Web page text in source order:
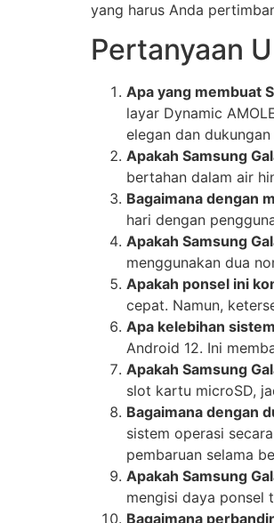
yang harus Anda
Pertanyaan
Apa yang membuat
layar Dynamic
elegan dan dukungan
Apakah Samsung
bertahan dalam air
Bagaimana dengan
hari dengan
Apakah Samsung
menggunakan dua
Apakah ponsel ini
cepat. Namun,
Apa kelebihan
Android 12. Ini
Apakah Samsung
slot kartu microSD,
Bagaimana dengan
sistem operasi
pembaruan selama
Apakah Samsung
mengisi daya ponsel
Bagaimana